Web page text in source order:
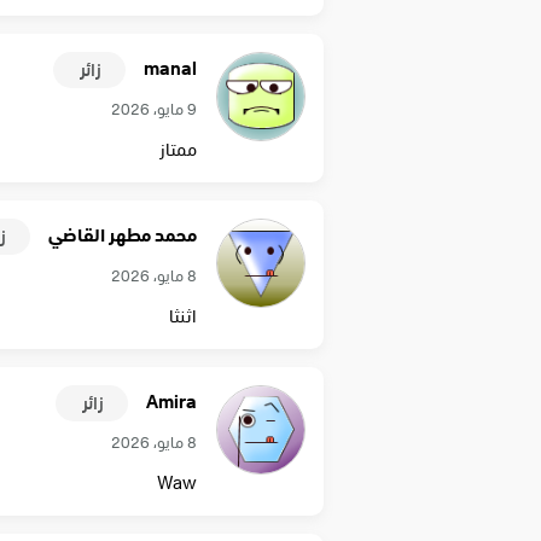
manal زائر
9 مايو، 2026
ممتاز
محمد مطهر القاضي
8 مايو، 2026
اثنثا
Amira زائر
8 مايو، 2026
Waw